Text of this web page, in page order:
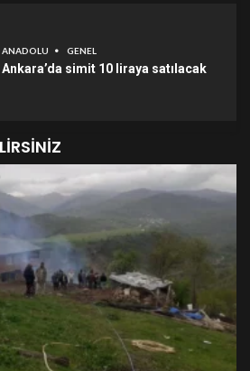
ANADOLU GENEL
Ankara’da simit 10 liraya satılacak